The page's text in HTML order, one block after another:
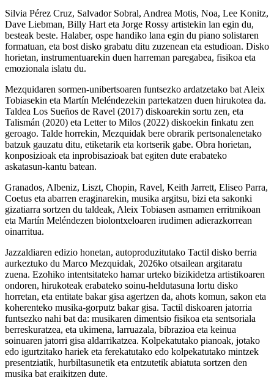
Silvia Pérez Cruz, Salvador Sobral, Andrea Motis, Noa, Lee Konitz,
Dave Liebman, Billy Hart eta Jorge Rossy artistekin lan egin du,
besteak beste. Halaber, ospe handiko lana egin du piano solistaren
formatuan, eta bost disko grabatu ditu zuzenean eta estudioan. Disko
horietan, instrumentuarekin duen harreman paregabea, fisikoa eta
emozionala islatu du.
Mezquidaren sormen-unibertsoaren funtsezko ardatzetako bat Aleix
Tobiasekin eta Martín Meléndezekin partekatzen duen hirukotea da.
Taldea Los Sueños de Ravel (2017) diskoarekin sortu zen, eta
Talismán (2020) eta Letter to Milos (2022) diskoekin finkatu zen
geroago. Talde horrekin, Mezquidak bere obrarik pertsonalenetako
batzuk gauzatu ditu, etiketarik eta kortserik gabe. Obra horietan,
konposizioak eta inprobisazioak bat egiten dute erabateko
askatasun-kantu batean.
Granados, Albeniz, Liszt, Chopin, Ravel, Keith Jarrett, Eliseo Parra,
Coetus eta abarren eraginarekin, musika argitsu, bizi eta sakonki
gizatiarra sortzen du taldeak, Aleix Tobiasen asmamen erritmikoan
eta Martín Meléndezen biolontxeloaren irudimen adierazkorrean
oinarritua.
Jazzaldiaren edizio honetan, autoproduzitutako Tactil disko berria
aurkeztuko du Marco Mezquidak, 2026ko otsailean argitaratu
zuena. Ezohiko intentsitateko hamar urteko bizikidetza artistikoaren
ondoren, hirukoteak erabateko soinu-heldutasuna lortu disko
horretan, eta entitate bakar gisa agertzen da, ahots komun, sakon eta
koherenteko musika-gorputz bakar gisa. Tactil diskoaren jatorria
funtsezko nahi bat da: musikaren dimentsio fisikoa eta sentsoriala
berreskuratzea, eta ukimena, larruazala, bibrazioa eta keinua
soinuaren jatorri gisa aldarrikatzea. Kolpekatutako pianoak, jotako
edo igurtzitako hariek eta ferekatutako edo kolpekatutako mintzek
presentziatik, hurbiltasunetik eta entzutetik abiatuta sortzen den
musika bat eraikitzen dute.